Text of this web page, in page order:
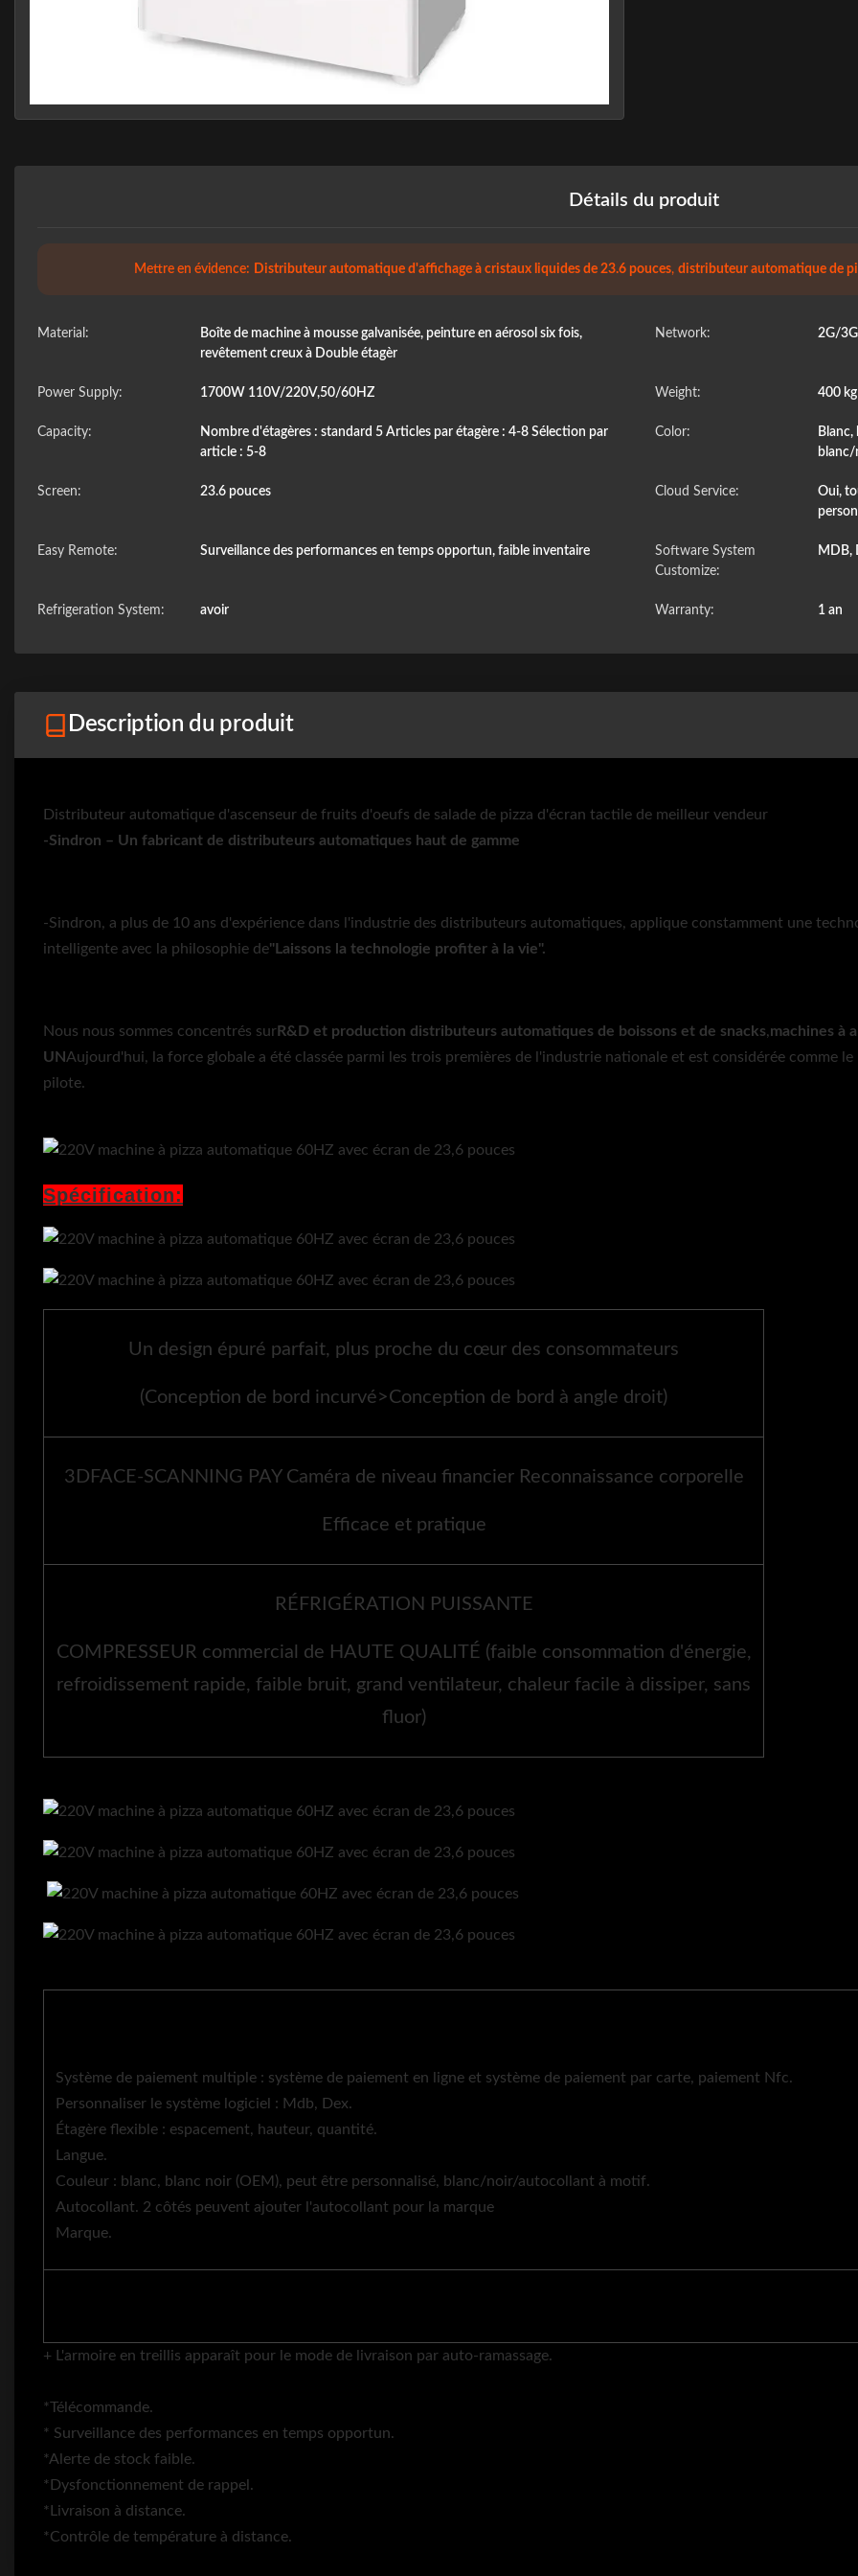
Détails du produit
Mettre en évidence: Distributeur automatique d'affichage à cristaux liquides de 23.6 pouces, distributeur automatique de
Material:
Boîte de machine à mousse galvanisée, peinture en aérosol six fois,
revêtement creux à Double étagèr
Network: 2G/
Power Supply: 1700W 110V/220V,50/60HZ Weight: 400
Capacity:
Nombre d'étagères : standard 5 Articles par étagère : 4-8 Sélection par
article : 5-8
Color:
Screen: 23.6 pouces Cloud Service:
Oui,
Easy Remote: Surveillance des performances en temps opportun, faible inventaire
Software System
Customize:
MDB,
Refrigeration System: avoir Warranty: 1 an
Description du produit
Distributeur automatique d'ascenseur de fruits d'oeufs de salade de pizza d'écran tactile de meilleur vendeur
-Sindron – Un fabricant de distributeurs automatiques haut de gamme
-Sindron, a plus de 10 ans d'expérience dans l'industrie des distributeurs automatiques, applique constamment une
intelligente avec la philosophie de"Laissons la technologie profiter à la vie".
Nous nous sommes concentrés surR&D et production distributeurs automatiques de boissons et de snacks,machines à
UN Aujourd'hui, la force globale a été classée parmi les trois premières de l'industrie nationale et est considérée comme
pilote.
Spécification:
Un design épuré parfait, plus proche du cœur des consommateurs
(Conception de bord incurvé>Conception de bord à angle droit)
3DFACE-SCANNING PAY Caméra de niveau financier Reconnaissance corporelle
Efficace et pratique
RÉFRIGÉRATION PUISSANTE
COMPRESSEUR commercial de HAUTE QUALITÉ (faible consommation d'énergie,
refroidissement rapide, faible bruit, grand ventilateur, chaleur facile à dissiper, sans
fluor)
Système de paiement multiple : système de paiement en ligne et système de paiement par carte, paiement Nfc.
Personnaliser le système logiciel : Mdb, Dex.
Étagère flexible : espacement, hauteur, quantité.
Langue.
Couleur : blanc, blanc noir (OEM), peut être personnalisé, blanc/noir/autocollant à motif.
Autocollant. 2 côtés peuvent ajouter l'autocollant pour la marque
Marque.
+ L'armoire en treillis apparaît pour le mode de livraison par auto-ramassage.
*Télécommande.
* Surveillance des performances en temps opportun.
*Alerte de stock faible.
*Dysfonctionnement de rappel.
*Livraison à distance.
*Contrôle de température à distance.